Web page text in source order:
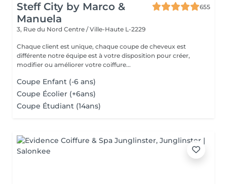
Steff City by Marco &
Manuela
655
3, Rue du Nord Centre / Ville-Haute L-2229
Chaque client est unique, chaque coupe de cheveux est
différente notre équipe est à votre disposition pour créer,
modifier ou améliorer votre coiffure...
Coupe Enfant (-6 ans)
Coupe Écolier (+6ans)
Coupe Étudiant (14ans)